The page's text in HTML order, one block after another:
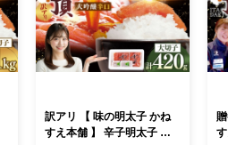
訳アリ 【 味の明太子 かね
すえ本舗 】 辛子明太子 大